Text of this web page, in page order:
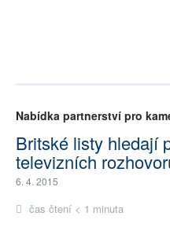
Nabídka partnerství pro
Britské listy hledají
televizních
6. 4. 2015
čas čtení < 1 minuta